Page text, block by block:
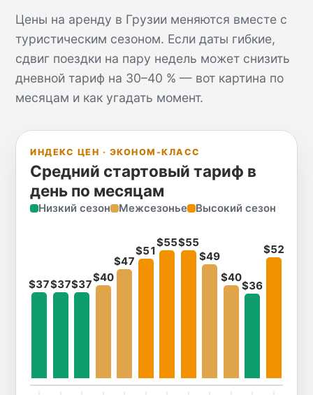
Цены на аренду в Грузии меняются вместе с
туристическим сезоном. Если даты гибкие,
сдвиг поездки на пару недель может снизить
дневной тариф на 30–40 % — вот картина по
месяцам и как угадать момент.
ИНДЕКС ЦЕН · ЭКОНОМ-КЛАСС
Средний стартовый тариф в
день по месяцам
Низкий сезон Межсезонье Высокий сезон
$37$37$37
$40
$47
$51
$55$55
$49
$40
$36
$52